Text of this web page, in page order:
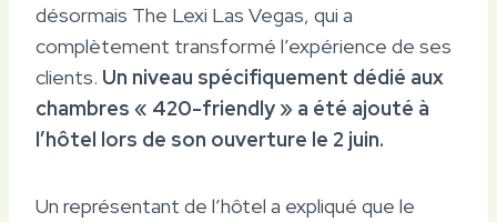
désormais The Lexi Las Vegas, qui a
complètement transformé l’expérience de ses
clients. Un niveau spécifiquement dédié aux
chambres « 420-friendly » a été ajouté à
l’hôtel lors de son ouverture le 2 juin.
Un représentant de l’hôtel a expliqué que le